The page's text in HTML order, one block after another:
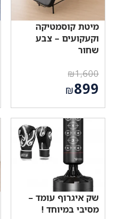
מיטת קוסמטיקה
וקעקועים – צבע
שחור
₪1,600
המחיר
המקורי
היה:
₪1,600.
₪899
₪899.
שק איגרוף עומד –
מסיבי במיוחד !